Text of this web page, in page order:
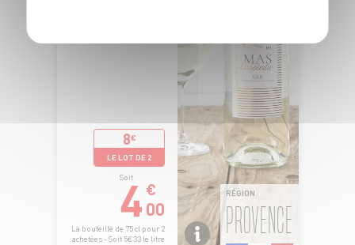
8€
LE LOT DE 2
Soit
4 €
00
La bouteille de 75 cl pour 2
achetées - Soit 5€33 le litre
RÉGION
PROVENCE